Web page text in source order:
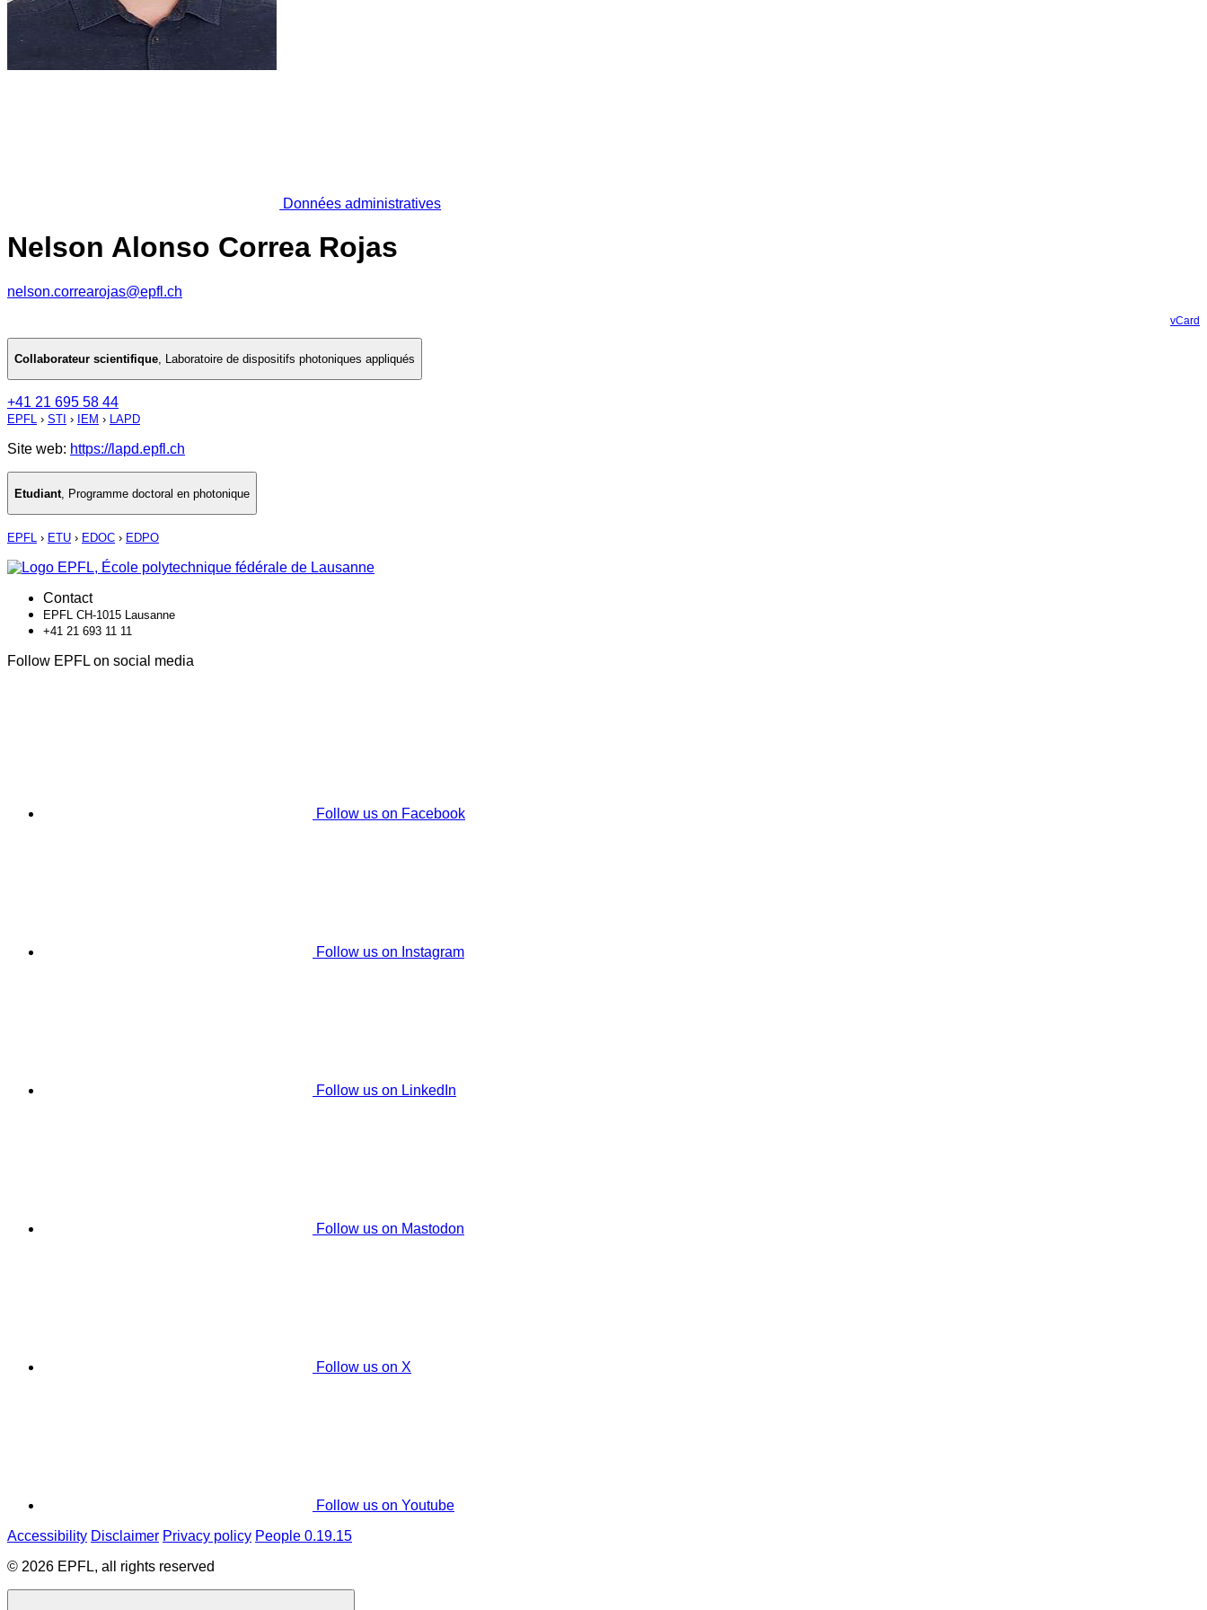
Données administratives
Nelson Alonso Correa Rojas
nelson.correarojas@epfl.ch
vCard
Collaborateur scientifique, Laboratoire de dispositifs photoniques appliqués
+41 21 695 58 44
EPFL › STI › IEM › LAPD
Site web: https://lapd.epfl.ch
Etudiant Programme doctoral en photonique
EPFL › ETU › EDOC › EDPO
Contact
EPFL CH-1015 Lausanne
+41 21 693 11 11
Follow EPFL on social media
Follow us on Facebook
Follow us on Instagram
Follow us on LinkedIn
Follow us on Mastodon
Follow us on X
Follow us on Youtube
Accessibility Disclaimer Privacy policy People 0.19.15
© 2026 EPFL, all rights reserved